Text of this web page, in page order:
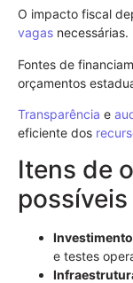
O impacto fiscal
vagas necessárias.
Fontes de
orçamentos
Transparência e
eficiente dos
Itens de
e testes